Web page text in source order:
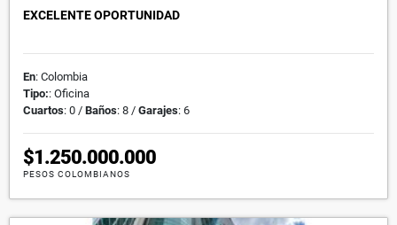
EXCELENTE OPORTUNIDAD
En: Colombia
Tipo:: Oficina
Cuartos: 0 / Baños: 8 / Garajes: 6
$1.250.000.000
PESOS COLOMBIANOS